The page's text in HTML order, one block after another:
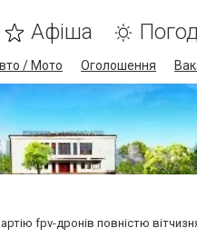
Афіша
/ Мото Оголошення
fpv-дронів повністю